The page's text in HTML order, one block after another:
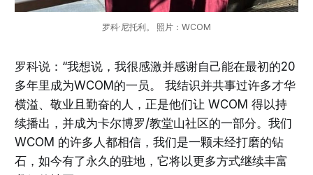
罗科·尼托利。 照片：WCOM
罗科说：“我想说，我很感激并感谢自己能在最初的20
多年里成为WCOM的一员。 我结识并共事过许多才华
横溢、敬业且勤奋的人，正是他们让 WCOM 得以持
续播出，并成为卡尔博罗/教堂山社区的一部分。我们
WCOM 的许多人都相信，我们是一颗未经打磨的钻
石，如今有了永久的驻地，它将以更多方式继续丰富